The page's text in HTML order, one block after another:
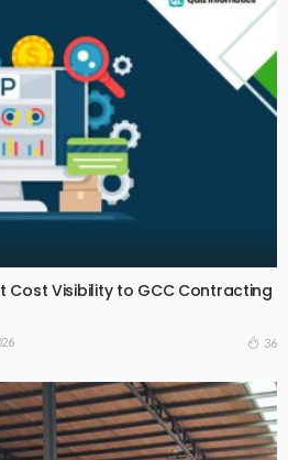
Cost Visibility to GCC Contracting
36